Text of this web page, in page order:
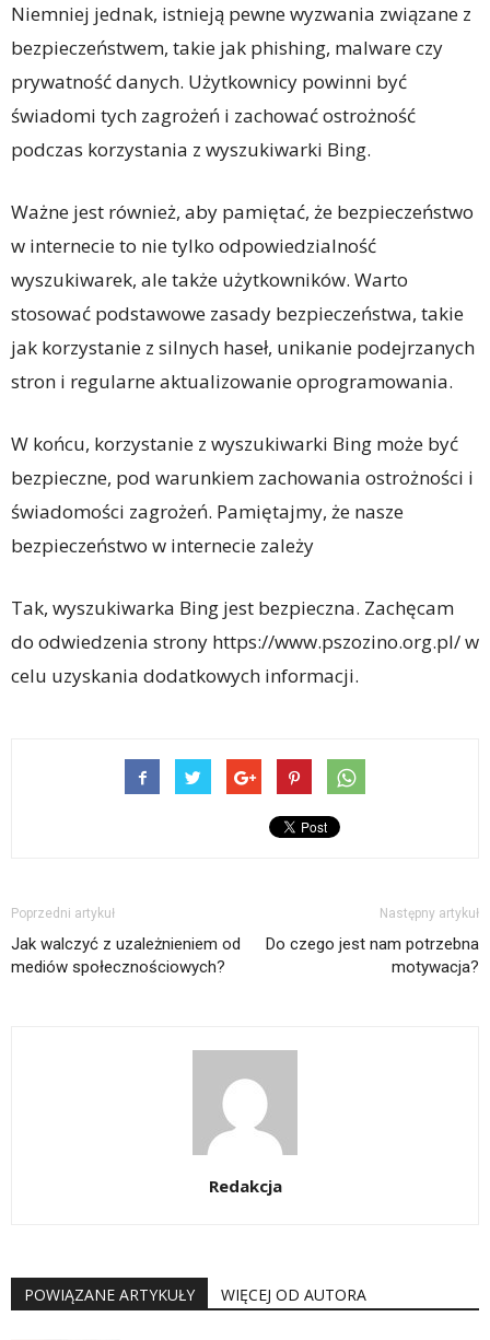
Niemniej jednak, istnieją pewne wyzwania związane z
bezpieczeństwem, takie jak phishing, malware czy
prywatność danych. Użytkownicy powinni być
świadomi tych zagrożeń i zachować ostrożność
podczas korzystania z wyszukiwarki Bing.
Ważne jest również, aby pamiętać, że bezpieczeństwo
w internecie to nie tylko odpowiedzialność
wyszukiwarek, ale także użytkowników. Warto
stosować podstawowe zasady bezpieczeństwa, takie
jak korzystanie z silnych haseł, unikanie podejrzanych
stron i regularne aktualizowanie oprogramowania.
W końcu, korzystanie z wyszukiwarki Bing może być
bezpieczne, pod warunkiem zachowania ostrożności i
świadomości zagrożeń. Pamiętajmy, że nasze
bezpieczeństwo w internecie zależy
Tak, wyszukiwarka Bing jest bezpieczna. Zachęcam
do odwiedzenia strony https://www.pszozino.org.pl/ w
celu uzyskania dodatkowych informacji.
Poprzedni artykuł
Jak walczyć z uzależnieniem od
mediów społecznościowych?
Następny artykuł
Do czego jest nam potrzebna
motywacja?
Redakcja
POWIĄZANE ARTYKUŁY WIĘCEJ OD AUTORA